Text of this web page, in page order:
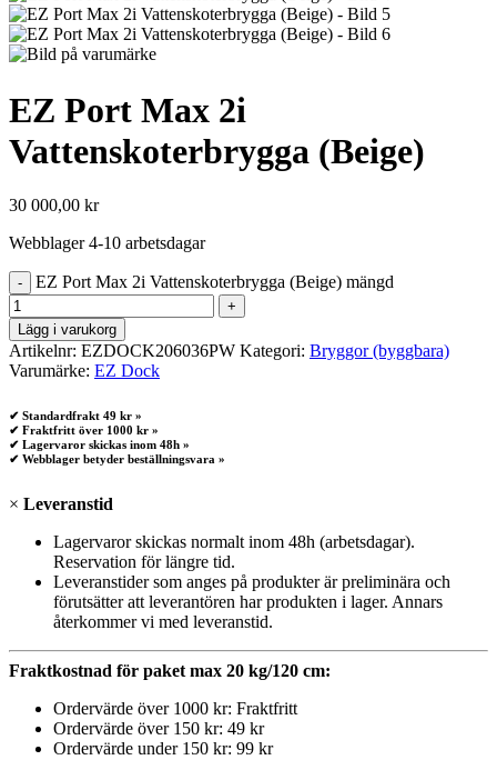
EZ Port Max 2i
Vattenskoterbrygga (Beige)
30 000,00 kr
Webblager 4-10 arbetsdagar
EZ Port Max 2i Vattenskoterbrygga (Beige) mängd
Lägg i varukorg
Artikelnr: EZDOCK206036PW Kategori: Bryggor (byggbara)
Varumärke: EZ Dock
✔ Standardfrakt 49 kr »
✔ Fraktfritt över 1000 kr »
✔ Lagervaror skickas inom 48h »
✔ Webblager betyder beställningsvara »
× Leveranstid
Lagervaror skickas normalt inom 48h (arbetsdagar).
Reservation för längre tid.
Leveranstider som anges på produkter är preliminära och
förutsätter att leverantören har produkten i lager. Annars
återkommer vi med leveranstid.
Fraktkostnad för paket max 20 kg/120 cm:
Ordervärde över 1000 kr: Fraktfritt
Ordervärde över 150 kr: 49 kr
Ordervärde under 150 kr: 99 kr